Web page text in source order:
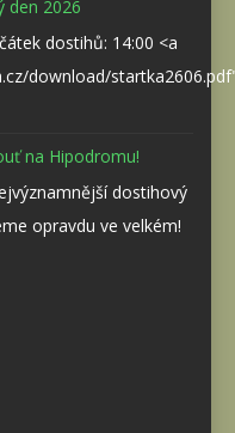
den 2026
dostihů: 14:00 <a
download/
na Hipodromu!
dostihový
opravdu ve velkém!